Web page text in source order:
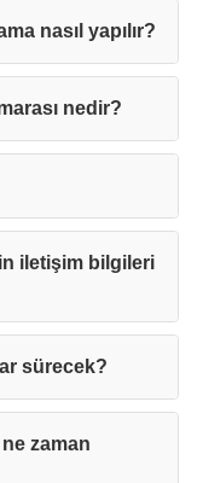
nasıl yapılır?
nedir?
iletişim bilgileri
sürecek?
zaman